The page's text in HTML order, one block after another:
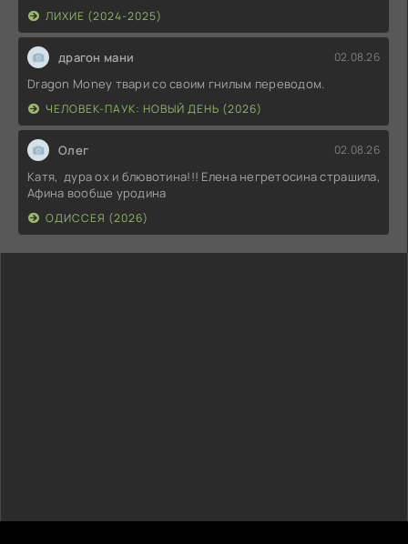
ЛИХИЕ (2024-2025)
драгон мани 02.08.26
Dragon Money твари со своим гнилым переводом.
ЧЕЛОВЕК-ПАУК: НОВЫЙ ДЕНЬ (2026)
Олег 02.08.26
Катя, дура ох и блювотина!!! Елена негретосина страшила,
Афина вообще уродина
ОДИССЕЯ (2026)